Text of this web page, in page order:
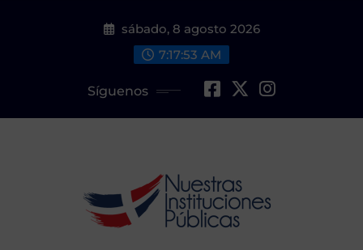
sábado, 8 agosto 2026
7:17:55 AM
Síguenos